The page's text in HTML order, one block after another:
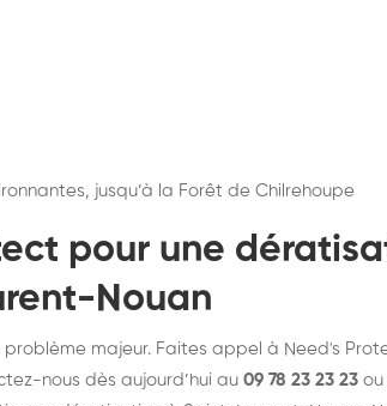
jusqu’à la Forêt de Chilrehoupe
pour une
Nouan
majeur. Faites appel à Need's
nous dès aujourd’hui au 09 78 23 23 23